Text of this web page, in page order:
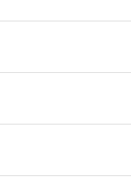
y cultural deBogotá.